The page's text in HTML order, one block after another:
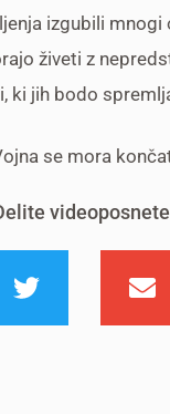
izgubili
živeti z
ki jih bodo
se mora